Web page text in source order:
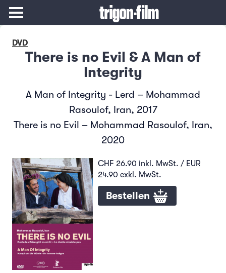
DVD
There is no Evil & A Man of
Integrity
A Man of Integrity - Lerd – Mohammad
Rasoulof, Iran, 2017
There is no Evil – Mohammad Rasoulof, Iran,
2020
CHF 26.90 inkl. MwSt. / EUR
24.90 exkl. MwSt.
Bestellen